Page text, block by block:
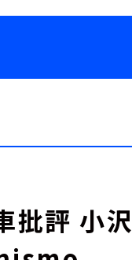
Podcast
批評 小